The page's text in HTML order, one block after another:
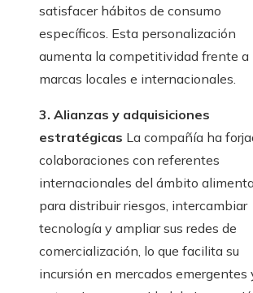
satisfacer hábitos de consumo
específicos. Esta personalización
aumenta la competitividad frente a
marcas locales e internacionales.
3. Alianzas y adquisiciones
estratégicas La compañía ha
colaboraciones con referentes
internacionales del ámbito
para distribuir riesgos, intercambiar
tecnología y ampliar sus redes de
comercialización, lo que facilita su
incursión en mercados emergentes